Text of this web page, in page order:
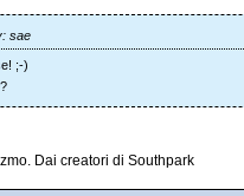
sae
;-)
Dai creatori di Southpark